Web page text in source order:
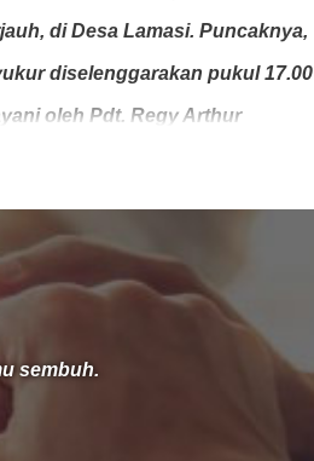
di Desa Lamasi. Puncaknya,
diselenggarakan pukul 17.00
oleh Pdt. Regy Arthur
sembuh.